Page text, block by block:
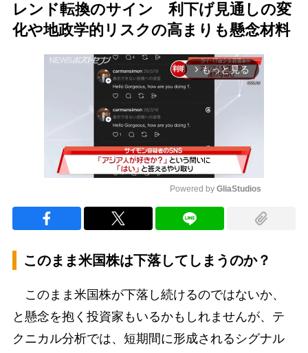
レンド転換のサイン 利下げ見通しの変
化や地政学的リスクの高まりも懸念材料
arrow_forward_ios もっと見る
Powered by GliaStudios
このまま米国株は下落してしまうのか？
このまま米国株が下落し続けるのではないか、
と懸念を抱く投資家もいるかもしれませんが、テ
クニカル分析では、短期間に形成されるシグナル